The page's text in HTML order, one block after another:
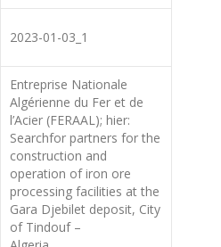
2023-01-03_1
Entreprise Nationale
Algérienne du Fer et de
l’Acier (FERAAL); hier:
Searchfor partners for the
construction and
operation of iron ore
processing facilities at the
Gara Djebilet deposit, City
of Tindouf –